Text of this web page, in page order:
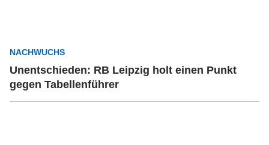
NACHWUCHS
Unentschieden: RB Leipzig holt einen Punkt
gegen Tabellenführer